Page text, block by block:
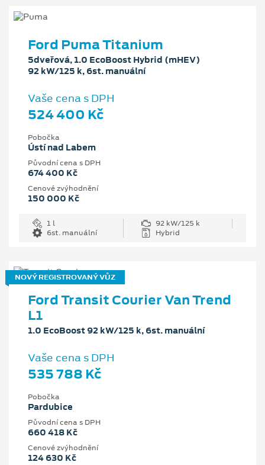
Ford Puma Titanium
5dveřová, 1.0 EcoBoost Hybrid (mHEV)
92 kW/125 k, 6st. manuální
Vaše cena s DPH
524 400 Kč
Pobočka
Ústí nad Labem
Původní cena s DPH
674 400 Kč
Cenové zvýhodnění
150 000 Kč
1 l
92 kW/125 k
6st. manuální
Hybrid
NOVÝ REGISTROVANÝ VŮZ
Ford Transit Courier Van Trend
L1
1.0 EcoBoost 92 kW/125 k, 6st. manuální
Vaše cena s DPH
535 788 Kč
Pobočka
Pardubice
Původní cena s DPH
660 418 Kč
Cenové zvýhodnění
124 630 Kč